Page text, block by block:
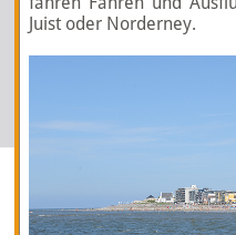
Juist oder Norderney.